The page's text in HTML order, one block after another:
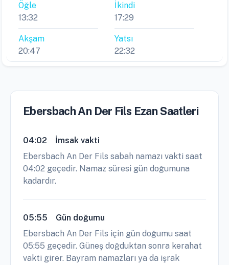
Öğle
13:32
İkindi
17:29
Akşam
20:47
Yatsı
22:32
Ebersbach An Der Fils Ezan Saatleri
04:02
İmsak vakti
Ebersbach An Der Fils sabah namazı vakti saat
04:02 geçedir. Namaz süresi gün doğumuna
kadardır.
05:55
Gün doğumu
Ebersbach An Der Fils için gün doğumu saat
05:55 geçedir. Güneş doğduktan sonra kerahat
vakti girer. Bayram namazları ya da işrak